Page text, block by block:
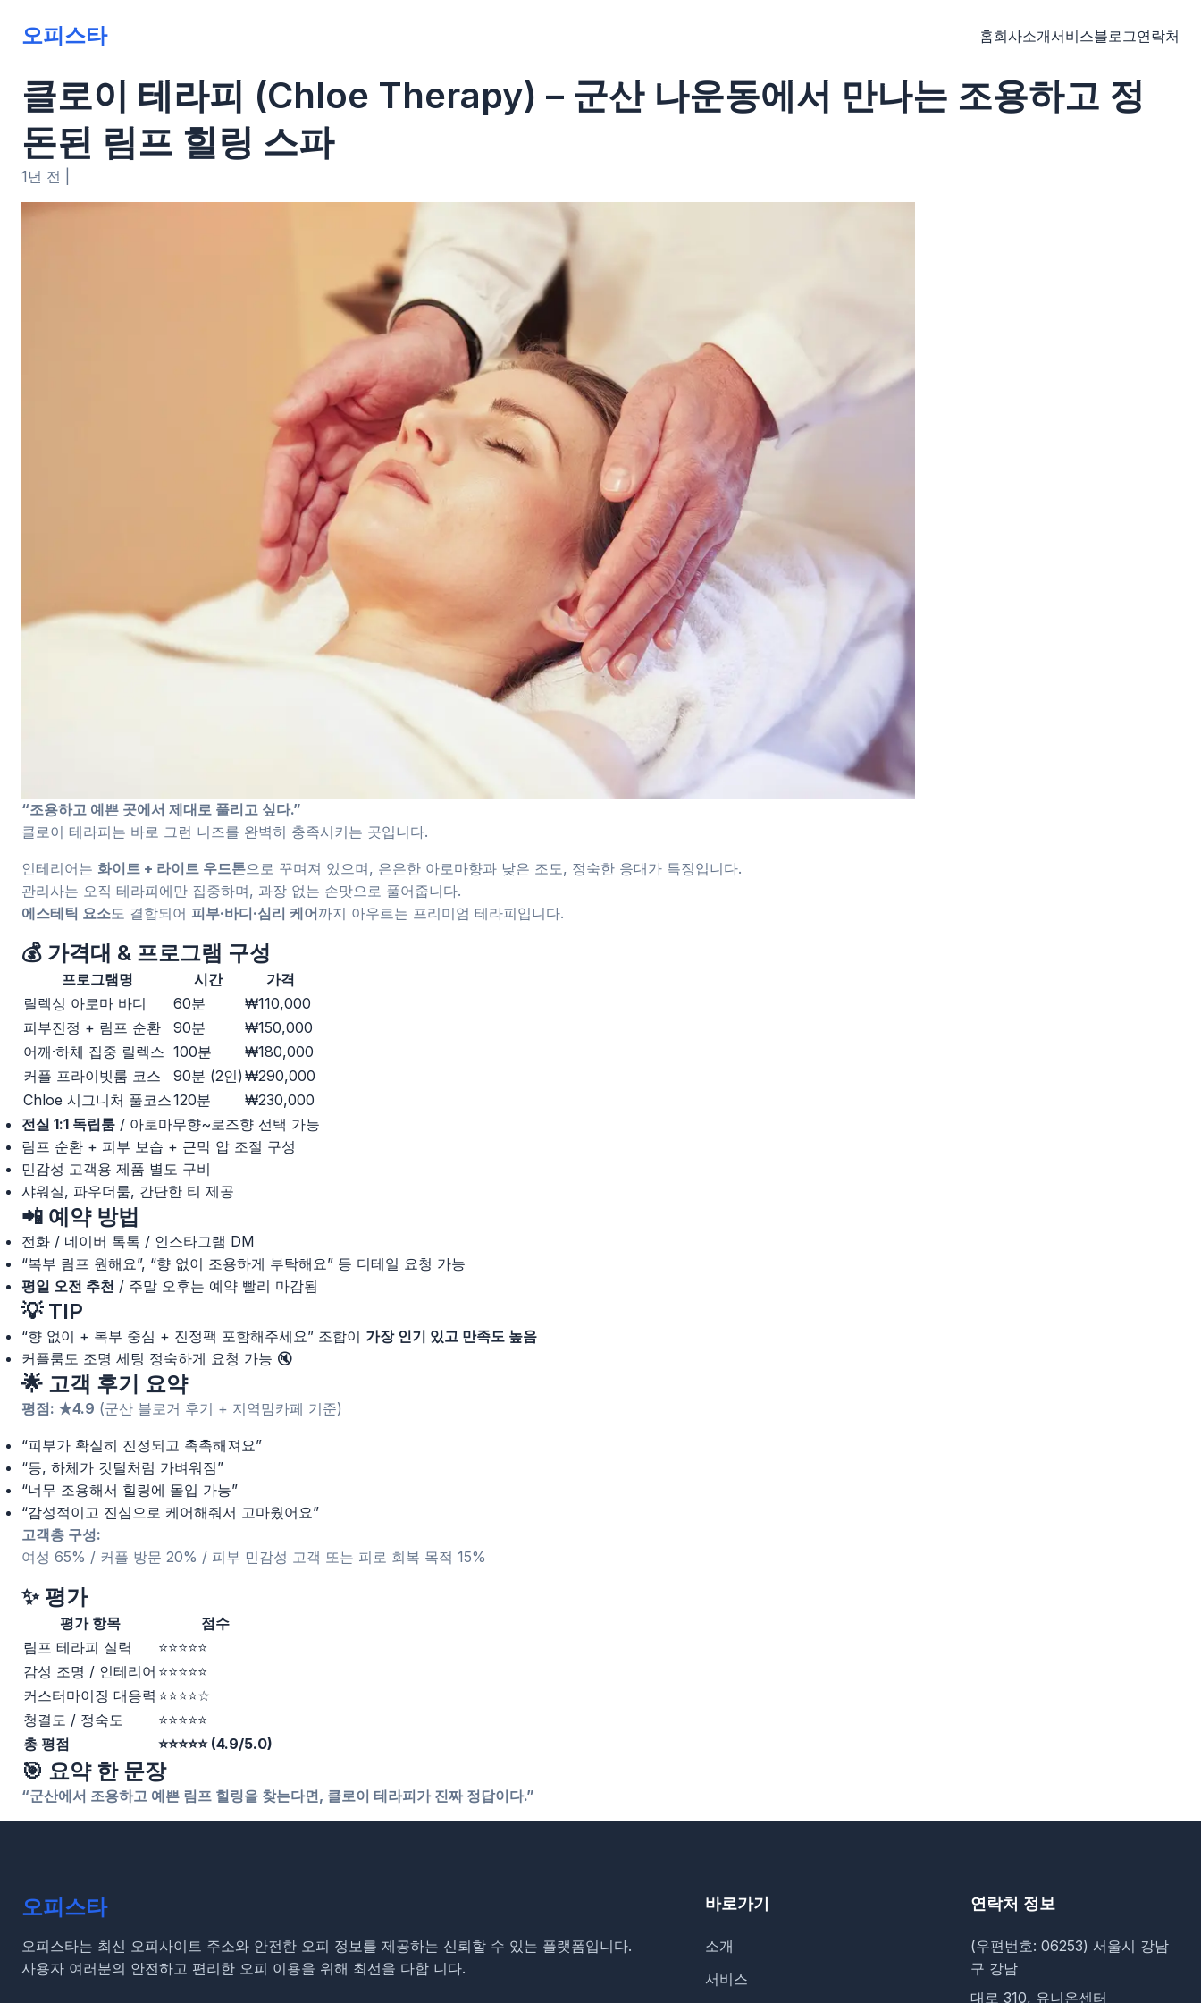
오피스타 홈회사소개서비스블로그연락처
클로이 테라피 (Chloe Therapy) – 군산 나운동에서 만나는 조용하고 정
돈된 림프 힐링 스파
1년 전
“조용하고 예쁜 곳에서 제대로 풀리고 싶다.”
클로이 테라피는 바로 그런 니즈를 완벽히 충족시키는 곳입니다.
인테리어는 화이트 + 라이트 우드톤으로 꾸며져 있으며, 은은한 아로마향과 낮은 조도, 정숙한 응대가 특징입니다.
관리사는 오직 테라피에만 집중하며, 과장 없는 손맛으로 풀어줍니다.
에스테틱 요소도 결합되어 피부·바디·심리 케어까지 아우르는 프리미엄 테라피입니다.
💰 가격대 & 프로그램 구성
프로그램명 시간
가격
릴렉싱 아로마 바디
60분
₩110,000
피부진정 + 림프 순환
90분
₩150,000
어깨·하체 집중 릴렉스 100분
₩180,000
커플 프라이빗룸 코스
90분 (2인)₩290,000
Chloe 시그니처 풀코스120분
₩230,000
전실 1:1 독립룸 / 아로마무향~로즈향 선택 가능
림프 순환 + 피부 보습 + 근막 압 조절 구성
민감성 고객용 제품 별도 구비
샤워실, 파우더룸, 간단한 티 제공
📲 예약 방법
전화 / 네이버 톡톡 / 인스타그램 DM
“복부 림프 원해요”, “향 없이 조용하게 부탁해요” 등 디테일 요청 가능
평일 오전 추천 / 주말 오후는 예약 빨리 마감됨
💡 TIP
“향 없이 + 복부 중심 + 진정팩 포함해주세요” 조합이 가장 인기 있고 만족도 높음
커플룸도 조명 세팅 정숙하게 요청 가능 🔇
🌟 고객 후기 요약
평점: ★4.9 (군산 블로거 후기 + 지역맘카페 기준)
“피부가 확실히 진정되고 촉촉해져요”
“등, 하체가 깃털처럼 가벼워짐”
“너무 조용해서 힐링에 몰입 가능”
“감성적이고 진심으로 케어해줘서 고마웠어요”
고객층 구성:
여성 65% / 커플 방문 20% / 피부 민감성 고객 또는 피로 회복 목적 15%
✨ 평가
평가 항목
점수
림프 테라피 실력
⭐⭐⭐⭐⭐
감성 조명 / 인테리어 ⭐⭐⭐⭐⭐
커스터마이징 대응력 ⭐⭐⭐⭐☆
청결도 / 정숙도
⭐⭐⭐⭐⭐
총 평점
⭐⭐⭐⭐⭐ (4.9/5.0)
🎯 요약 한 문장
“군산에서 조용하고 예쁜 림프 힐링을 찾는다면, 클로이 테라피가 진짜 정답이다.”
오피스타
오피스타는 최신 오피사이트 주소와 안전한 오피 정보를 제공하는 신뢰할 수 있는 플랫폼입니다.
사용자 여러분의 안전하고 편리한 오피 이용을 위해 최선을 다합 니다.
바로가기
소개
서비스
연락처 정보
(우편번호: 06253) 서울시 강남
구 강남
대로 310, 유니온센터